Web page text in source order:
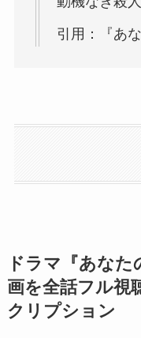
引用：『あ
ドラマ『あな
画を全話フル視
クリプション